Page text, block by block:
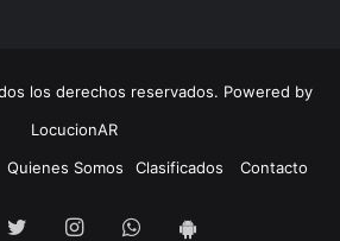
los derechos reservados. Powered by
LocucionAR
Quienes Somos Clasificados Contacto
TwitterInstagramWhatsapp